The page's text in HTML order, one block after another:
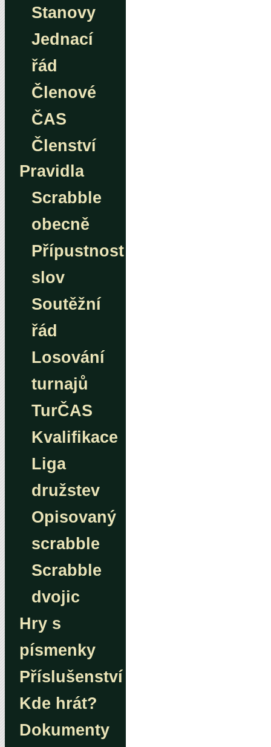
Stanovy
Jednací
řád
Členové
ČAS
Členství
Pravidla
Scrabble
obecně
Přípustnost
slov
Soutěžní
řád
Losování
turnajů
TurČAS
Kvalifikace
Liga
družstev
Opisovaný
scrabble
Scrabble
dvojic
Hry s
písmenky
Příslušenství
Kde hrát?
Dokumenty